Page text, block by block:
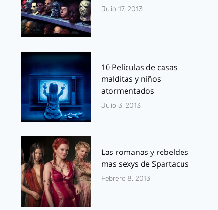
Julio 17, 2013
10 Películas de casas
malditas y niños
atormentados
Julio 3, 2013
Las romanas y rebeldes
mas sexys de Spartacus
Febrero 8, 2013